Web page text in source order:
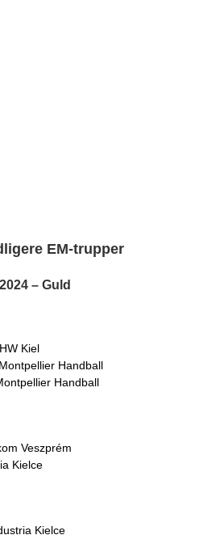
EM-trupper
– Guld
Kiel
Handball
Handball
Veszprém
Kielce
Kielce